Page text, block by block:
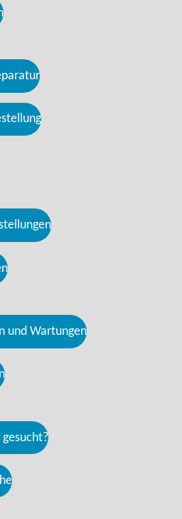
und Wartungen